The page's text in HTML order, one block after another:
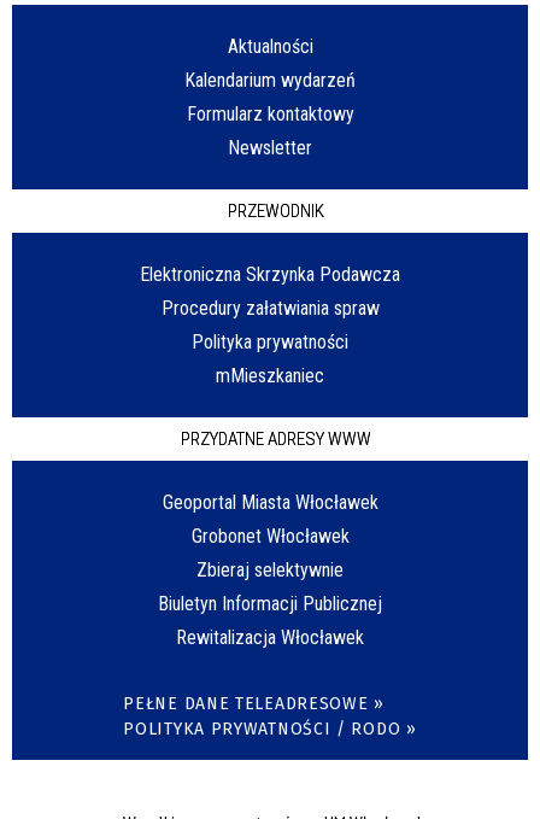
Aktualności
Kalendarium wydarzeń
Formularz kontaktowy
Newsletter
PRZEWODNIK
Elektroniczna Skrzynka Podawcza
Procedury załatwiania spraw
Polityka prywatności
mMieszkaniec
PRZYDATNE ADRESY WWW
Geoportal Miasta Włocławek
Grobonet Włocławek
Zbieraj selektywnie
Biuletyn Informacji Publicznej
Rewitalizacja Włocławek
PEŁNE DANE TELEADRESOWE »
POLITYKA PRYWATNOŚCI / RODO »